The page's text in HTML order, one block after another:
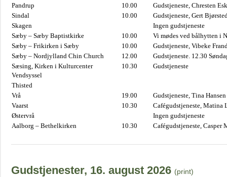
Pandrup
10.00
Gudstjeneste, Chresten
Sindal
10.00
Gudstjeneste, Gert
Skagen
Ingen gudstjeneste
Sæby – Sæby Baptistkirke
10.00
Vi mødes ved bålhytten i
Sæby – Frikirken i Sæby
10.00
Gudstjeneste, Vibeke
Sæby – Nordjylland Chin Church
12.00
Gudstjeneste. 12.30
Sæsing, Kirken i Kulturcenter
Vendsyssel
10.30 Gudstjeneste
Thisted
Vrå
19.00
Gudstjeneste, Tina Hansen
Vaarst
10.30
Cafégudstjeneste, Matina
Østervrå
Ingen gudstjeneste
Aalborg – Bethelkirken
10.30 Cafégudstjeneste, Casper
Gudstjenester, 16. august 2026 (print)